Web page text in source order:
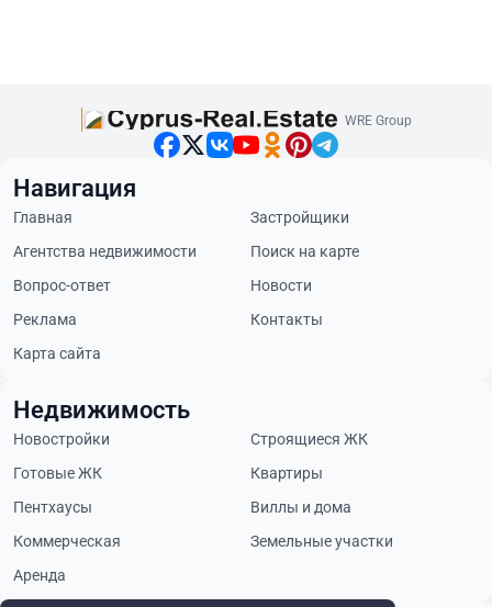
WRE Group
Навигация
Главная
Застройщики
Агентства недвижимости
Поиск на карте
Вопрос-ответ
Новости
Реклама
Контакты
Карта сайта
Недвижимость
Новостройки
Строящиеся ЖК
Готовые ЖК
Квартиры
Пентхаусы
Виллы и дома
Коммерческая
Земельные участки
Аренда